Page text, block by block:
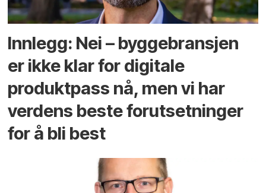
Innlegg: Nei – byggebransjen
er ikke klar for digitale
produktpass nå, men vi har
verdens beste forutsetninger
for å bli best